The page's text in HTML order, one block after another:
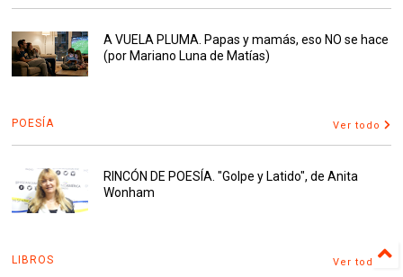
A VUELA PLUMA. Papas y mamás, eso NO se hace
(por Mariano Luna de Matías)
POESÍA Ver todo
RINCÓN DE POESÍA. "Golpe y Latido", de Anita
Wonham
LIBROS Ver todo